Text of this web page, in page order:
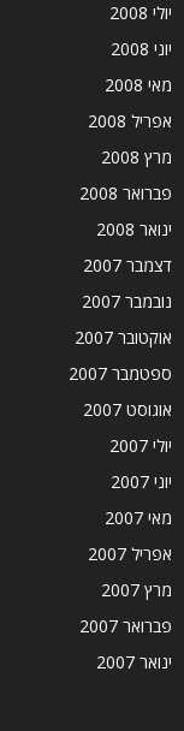
יולי 2008
יוני 2008
מאי 2008
אפריל 2008
מרץ 2008
פברואר 2008
ינואר 2008
דצמבר 2007
נובמבר 2007
אוקטובר 2007
ספטמבר 2007
אוגוסט 2007
יולי 2007
יוני 2007
מאי 2007
אפריל 2007
מרץ 2007
פברואר 2007
ינואר 2007